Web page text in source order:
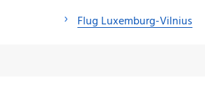
Flug Luxemburg-Vilnius